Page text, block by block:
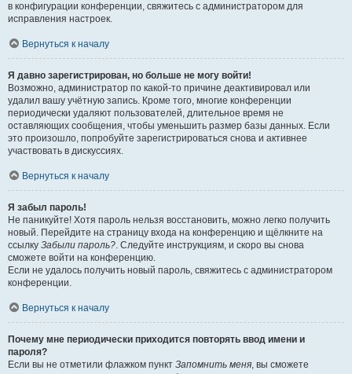
в конфигурации конференции, свяжитесь с администратором для
исправления настроек.
Вернуться к началу
Я давно зарегистрирован, но больше не могу войти!
Возможно, администратор по какой-то причине деактивировал или
удалил вашу учётную запись. Кроме того, многие конференции
периодически удаляют пользователей, длительное время не
оставляющих сообщения, чтобы уменьшить размер базы данных. Если
это произошло, попробуйте зарегистрироваться снова и активнее
участвовать в дискуссиях.
Вернуться к началу
Я забыл пароль!
Не паникуйте! Хотя пароль нельзя восстановить, можно легко получить
новый. Перейдите на страницу входа на конференцию и щёлкните на
ссылку Забыли пароль?. Следуйте инструкциям, и скоро вы снова
сможете войти на конференцию.
Если не удалось получить новый пароль, свяжитесь с администратором
конференции.
Вернуться к началу
Почему мне периодически приходится повторять ввод имени и
пароля?
Если вы не отметили флажком пункт Запомнить меня, вы сможете